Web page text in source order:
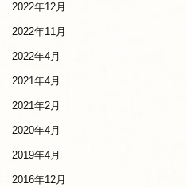
2022年12月
2022年11月
2022年4月
2021年4月
2021年2月
2020年4月
2019年4月
2016年12月